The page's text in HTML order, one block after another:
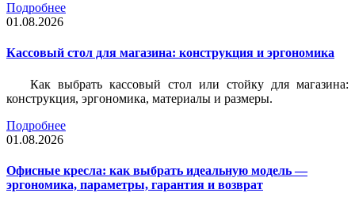
Подробнее
01.08.2026
Кассовый стол для магазина: конструкция и эргономика
Как выбрать кассовый стол или стойку для магазина:
конструкция, эргономика, материалы и размеры.
Подробнее
01.08.2026
Офисные кресла: как выбрать идеальную модель —
эргономика, параметры, гарантия и возврат